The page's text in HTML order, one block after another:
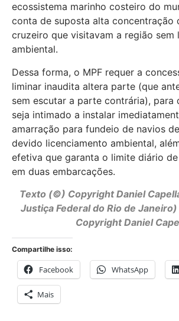
ecossistema marinho costeiro do
conta de suposta alta concentração
cruzeiro que visitavam a região sem
ambiental.
Dessa forma, o MPF requer a
liminar inaudita altera parte (que
sem escutar a parte contrária), para
seja intimado a instalar
amarração para fundeio de navios
devido licenciamento ambiental,
efetiva que garanta o limite diário
em duas embarcações.
Texto (©) Copyright Daniel
Justiça Federal do Rio de Janeiro)
Copyright Daniel
Compartilhe isso:
Facebook WhatsApp
Mais